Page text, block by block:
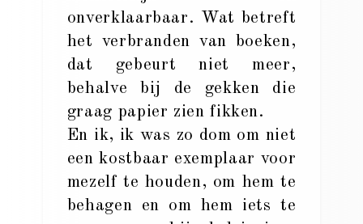
onverklaarbaar. Wat betreft
het verbranden van boeken,
dat gebeurt niet meer,
behalve bij de gekken die
graag papier zien fikken.
En ik, ik was zo dom om niet
een kostbaar exemplaar voor
mezelf te houden, om hem te
behagen en om hem iets te